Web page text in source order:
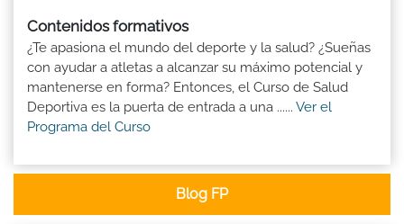
Contenidos formativos
¿Te apasiona el mundo del deporte y la salud? ¿Sueñas
con ayudar a atletas a alcanzar su máximo potencial y
mantenerse en forma? Entonces, el Curso de Salud
Deportiva es la puerta de entrada a una ...... Ver el
Programa del Curso
Blog FP